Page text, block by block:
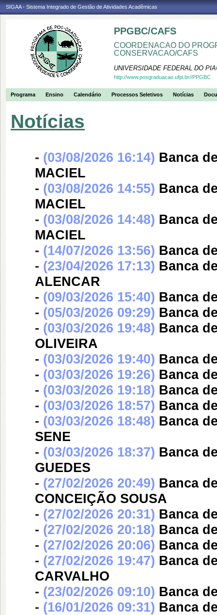
SIGAA - Sistema Integrado de Gestão de Atividades Acadêmicas
PPGBC/CAFS
COORDENACAO DO
CONSERVACAO/CAFS
UNIVERSIDADE FEDERAL DO
http://www.posgraduacao.ufpi.br//PPGBC
Programa Ensino Calendário Processos Seletivos Notícias
Notícias
- (03/08/2026 16:14) Banca
MACIEL
- (03/08/2026 14:55) Banca
MACIEL
- (03/08/2026 14:48) Banca
MACIEL
- (14/07/2026 13:56) Banca
- (23/04/2026 17:13) Banca
ALENCAR
- (09/03/2026 15:40) Banca
- (05/03/2026 09:29) Banca
- (03/03/2026 19:48) Banca
OLIVEIRA
- (03/03/2026 19:40) Banca
- (03/03/2026 19:26) Banca
- (03/03/2026 19:18) Banca
- (03/03/2026 18:57) Banca
- (03/03/2026 18:48) Banca
SENE
- (03/03/2026 18:37) Banca
GUEDES
- (27/02/2026 20:49) Banca
CONCEIÇÃO SOUSA
- (27/02/2026 20:31) Banca
- (27/02/2026 20:18) Banca
- (27/02/2026 20:06) Banca
- (27/02/2026 19:47) Banca
CARVALHO
- (23/02/2026 09:10) Banca
- (16/01/2026 09:31) Banca